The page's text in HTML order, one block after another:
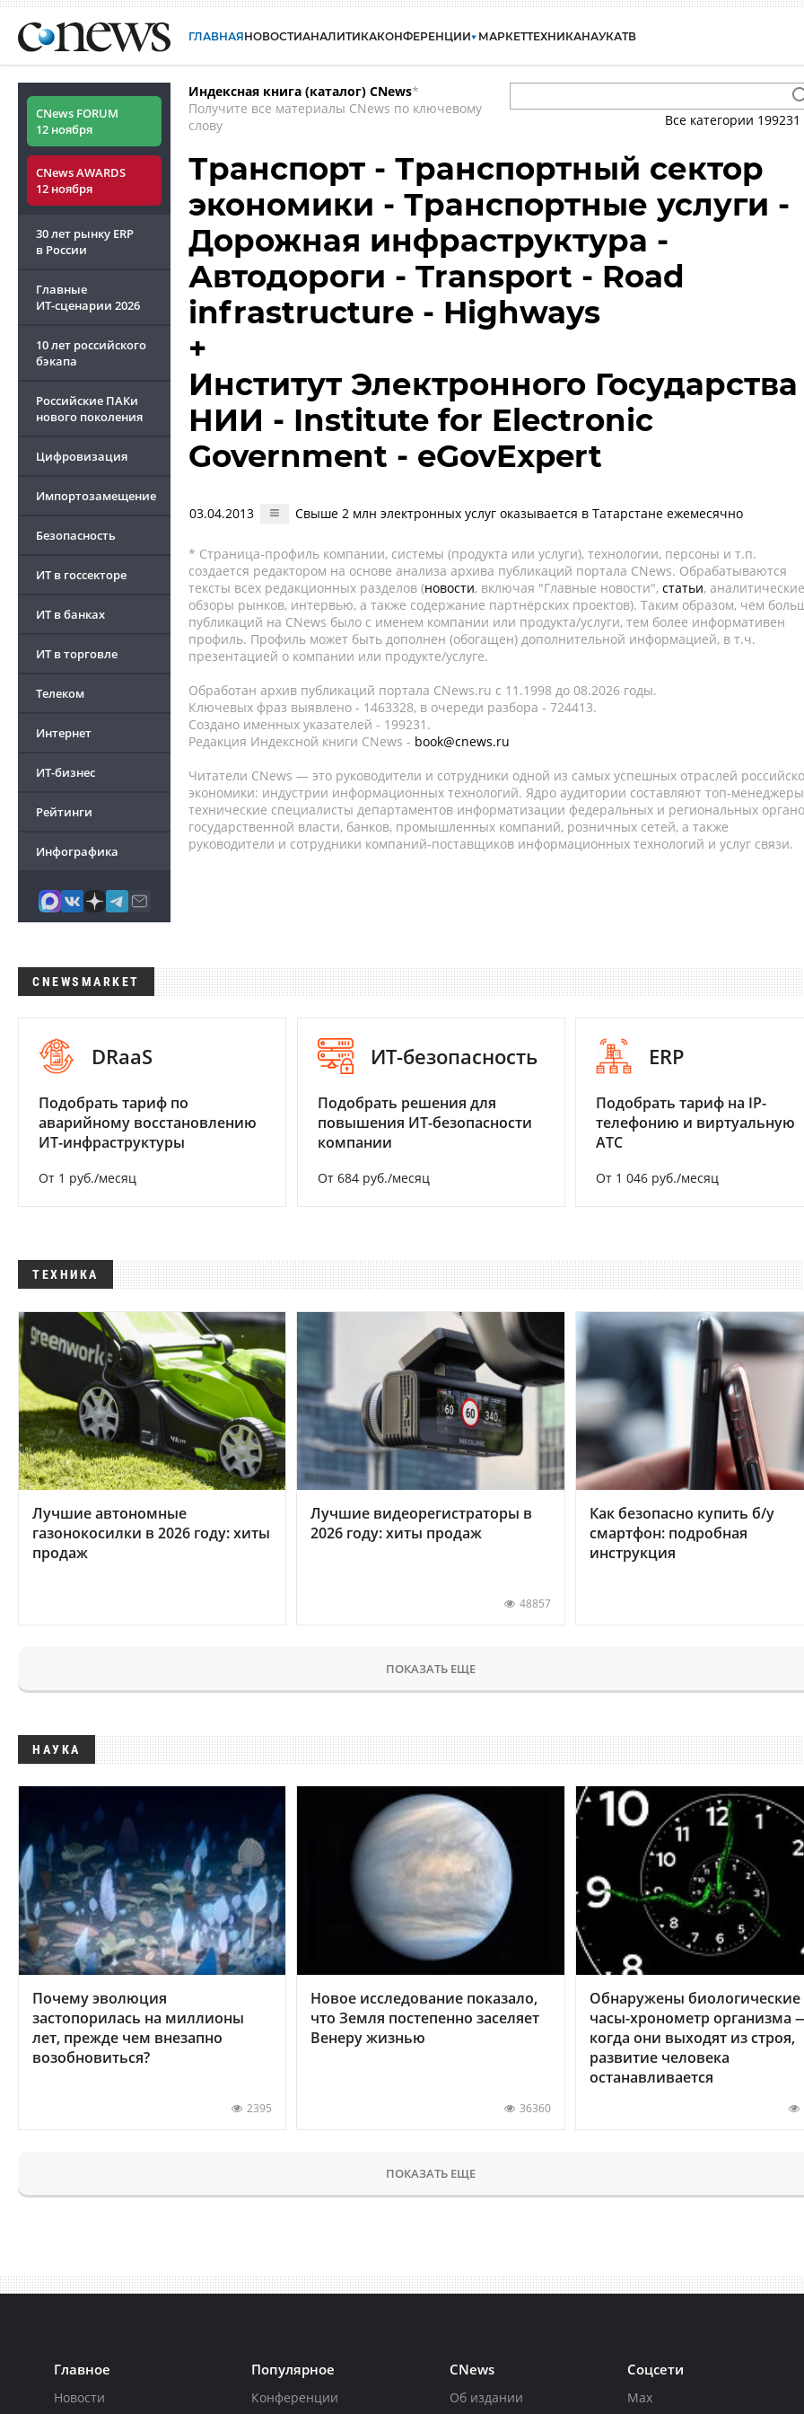
ГЛАВНАЯНОВОСТИАНАЛИТИКАКОНФЕРЕНЦИИ МАРКЕТТЕХНИКАНАУКАТВ
CNews FORUM
12 ноября
CNews AWARDS
12 ноября
30 лет рынку ERP
в России
Главные
ИТ-сценарии 2026
10 лет российского
бэкапа
Российские ПАКи
нового поколения
Цифровизация
Импортозамещение
Безопасность
ИТ в госсекторе
ИТ в банках
ИТ в торговле
Телеком
Интернет
ИТ-бизнес
Рейтинги
Инфографика
Индексная книга (каталог) CNews*
Получите все материалы CNews по ключевому
слову
Все категории 199231
Транспорт - Транспортный сектор
экономики - Транспортные услуги -
Дорожная инфраструктура -
Автодороги - Transport - Road
infrastructure - Highways
+
Институт Электронного Государства
НИИ - Institute for Electronic
Government - eGovExpert
03.04.2013 Свыше 2 млн электронных услуг оказывается в Татарстане ежемесячно
* Страница-профиль компании, системы (продукта или услуги), технологии, персоны и т.п.
создается редактором на основе анализа архива публикаций портала CNews. Обрабатываются
тексты всех редакционных разделов (новости, включая "Главные новости", статьи, аналитические
обзоры рынков, интервью, а также содержание партнёрских проектов). Таким образом, чем
публикаций на CNews было с именем компании или продукта/услуги, тем более информативен
профиль. Профиль может быть дополнен (обогащен) дополнительной информацией, в т.ч.
презентацией о компании или продукте/услуге.
Обработан архив публикаций портала CNews.ru c 11.1998 до 08.2026 годы.
Ключевых фраз выявлено - 1463328, в очереди разбора - 724413.
Создано именных указателей - 199231.
Редакция Индексной книги CNews - book@cnews.ru
Читатели CNews — это руководители и сотрудники одной из самых успешных отраслей
экономики: индустрии информационных технологий. Ядро аудитории составляют топ-
технические специалисты департаментов информатизации федеральных и региональных
государственной власти, банков, промышленных компаний, розничных сетей, а также
руководители и сотрудники компаний-поставщиков информационных технологий и услуг связи.
CNEWSMARKET
DRaaS
Подобрать тариф по
аварийному восстановлению
ИТ-инфраструктуры
От 1 руб./месяц
ИТ-безопасность
Подобрать решения для
повышения ИТ-безопасности
компании
От 684 руб./месяц
ERP
Подобрать тариф на IP-
телефонию и виртуальную
АТС
От 1 046 руб./месяц
ТЕХНИКА
Лучшие автономные
газонокосилки в 2026 году: хиты
продаж
Лучшие видеорегистраторы в
2026 году: хиты продаж
48857
Как безопасно купить б/у
смартфон: подробная
инструкция
ПОКАЗАТЬ ЕЩЕ
НАУКА
Почему эволюция
застопорилась на миллионы
лет, прежде чем внезапно
возобновиться?
2395
Новое исследование показало,
что Земля постепенно заселяет
Венеру жизнью
36360
Обнаружены биологические
часы-хронометр организма
когда они выходят из строя,
развитие человека
останавливается
ПОКАЗАТЬ ЕЩЕ
Главное
Новости
Популярное
Конференции
CNews
Об издании
Соцсети
Max